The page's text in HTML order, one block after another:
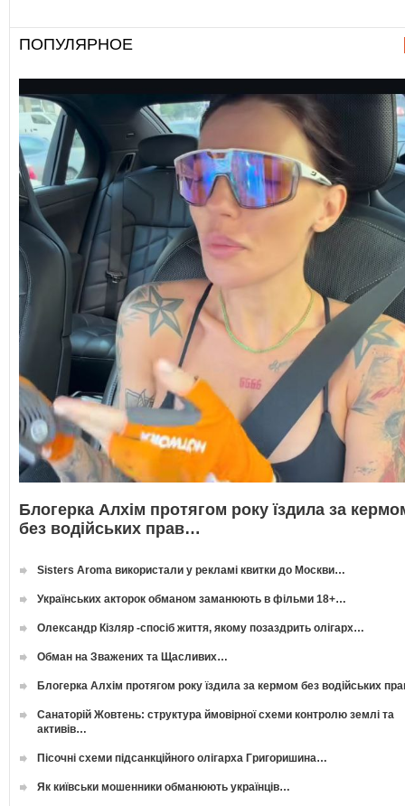
ПОПУЛЯРНОЕ
Блогерка Алхім протягом року їздила за
без водійських прав…
Sisters Aroma використали у рекламі квитки до Москви…
Українських акторок обманом заманюють в фільми 18+…
Олександр Кізляр -спосіб життя, якому позаздрить олігарх…
Обман на Зважених та Щасливих…
Блогерка Алхім протягом року їздила за кермом без водійських
Санаторій Жовтень: структура ймовірної схеми контролю землі та
активів…
Пісочні схеми підсанкційного олігарха Григоришина…
Як київськи мошенники обманюють українців…